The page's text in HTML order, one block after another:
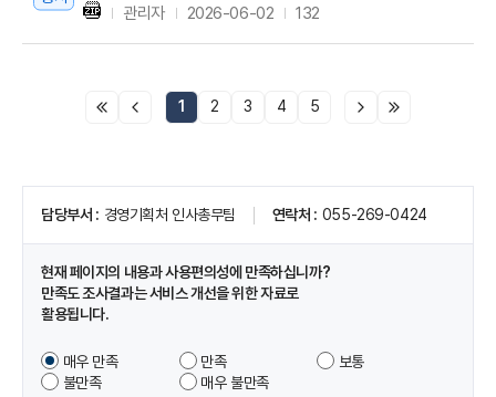
관리자
2026-06-02 132
1 2 3 4 5
담당부서 경영기획처 인사총무팀 연락처 055-269-0424
현재 페이지의 내용과 사용편의성에 만족하십니까?
만족도 조사결과는 서비스 개선을 위한 자료로
활용됩니다.
이
페
매우 만족 만족
보통
불만족
매우 불만족